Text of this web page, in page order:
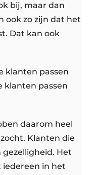
bij, maar dan
ook zo zijn dat het
Dat kan ook
klanten passen
klanten passen
daarom heel
Klanten die
Het
iedereen in het